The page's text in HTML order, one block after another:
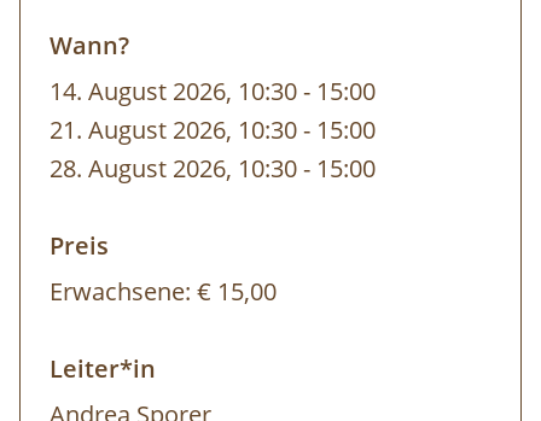
Dauer: ca. 4,5 Std.; davon 2 Std. reine Gehzeit
Termine: jeden FR von 12.6. - 28.8.
Treffpunkt: 10.30 Uhr | | Steinmännchen mit
Schild Naturparkführung am Kassenvorplatz
der Gletscherbahn
Unkostenbeitrag: Erwachsene € 15,00 Gäste
Allgemeines:
Wann?
14. August 2026, 10:30- bis
15:00
21. August 2026, 10:30- bis
15:00
28. August 2026, 10:30- bis
15:00
Preis
Erwachsene: € 15,00
Leiter*in